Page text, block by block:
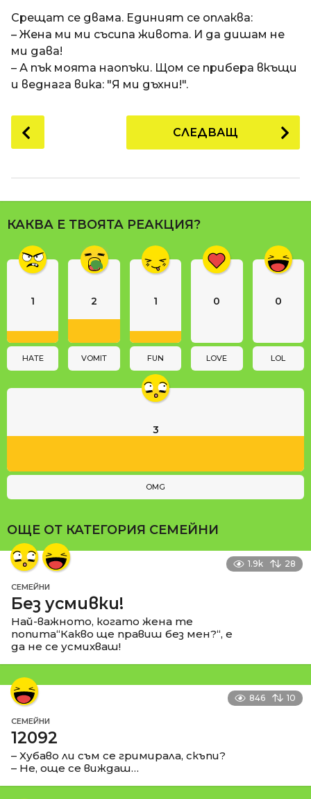
п
р
е
д
и
8
о
н
п
t
Срещат се двама. Единият се оплаква:
– Жена ми ми съсипа живота. И да дишам не
ми дава!
– А пък моята наопъки. Щом се прибера вкъщи
и веднага вика: "Я ми дъхни!".
o
P
a
g
n
o
СЛЕДВАЩ
КАКВА Е ТВОЯТА РЕАКЦИЯ?
1
HATE
2
VOMIT
1
FUN
0
LOVE
0
LOL
3
OMG
ОЩЕ ОТ КАТЕГОРИЯ СЕМЕЙНИ
1.9k 28
СЕМЕЙНИ
Без усмивки!
Най-важното, когато жена те
попита“Какво ще правиш без мен?“, е
да не се усмихваш!
846 10
СЕМЕЙНИ
12092
– Хубаво ли съм се гримирала, скъпи?
– Не, още се виждаш…